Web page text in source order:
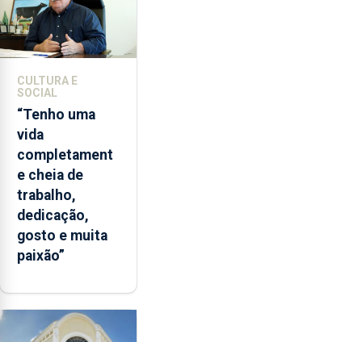
CULTURA E
SOCIAL
“Tenho uma
vida
completament
e cheia de
trabalho,
dedicação,
gosto e muita
paixão”